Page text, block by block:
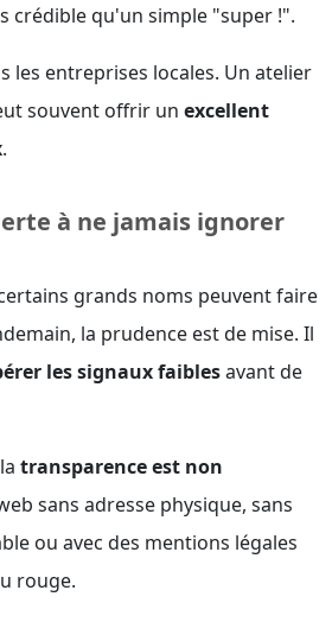
crédible qu'un simple "super !".
les entreprises locales. Un atelier
souvent offrir un excellent
.
à ne jamais ignorer
grands noms peuvent faire
la prudence est de mise. Il
les signaux faiblesavant de
transparence est non
sans adresse physique, sans
ou avec des mentions légales
rouge.